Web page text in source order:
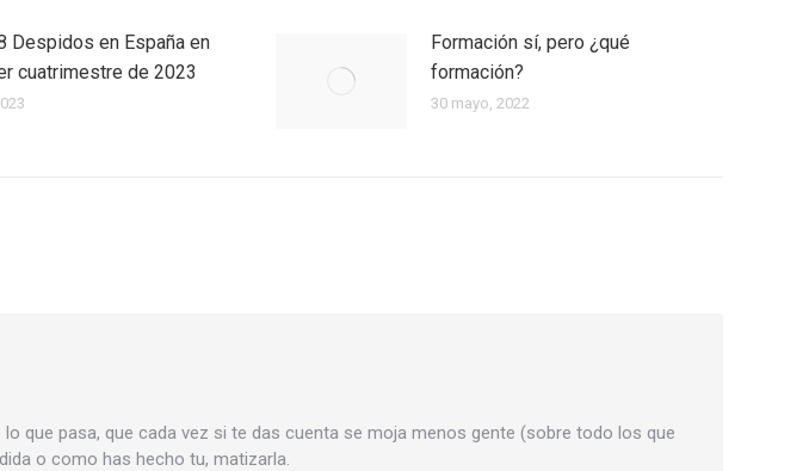
Despidos en España en
cuatrimestre de 2023
Formación sí, pero ¿qué
formación?
30 mayo, 2022
que pasa, que cada vez si te das cuenta se moja menos gente (sobre todo los que
o como has hecho tu, matizarla.